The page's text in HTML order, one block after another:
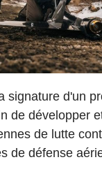
signature d'un
de développer
de lutte
de défense